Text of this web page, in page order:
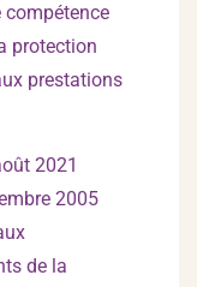
protection
prestations
2021
2005
de la